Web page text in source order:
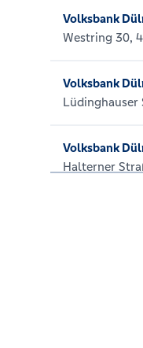
Volksbank
Westring 30,
Volksbank
Lüdinghauser
Volksbank
Halterner